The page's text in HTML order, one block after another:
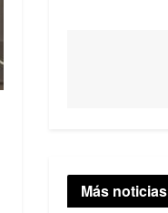
Más noticias